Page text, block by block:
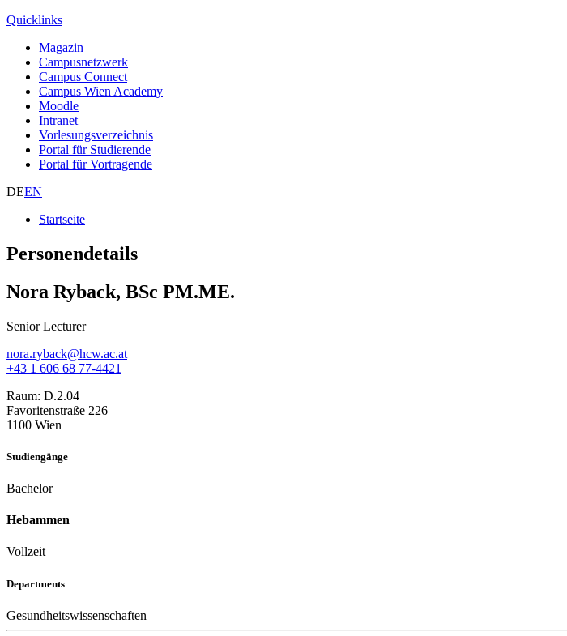
Quicklinks
Magazin
Campusnetzwerk
Campus Connect
Campus Wien Academy
Moodle
Intranet
Vorlesungsverzeichnis
Portal für Studierende
Portal für Vortragende
DEEN
Startseite
Personendetails
Nora Ryback, BSc PM.ME.
Senior Lecturer
nora.ryback@hcw.ac.at
+43 1 606 68 77-4421
Raum: D.2.04
Favoritenstraße 226
1100 Wien
Studiengänge
Bachelor
Hebammen
Vollzeit
Departments
Gesundheitswissenschaften